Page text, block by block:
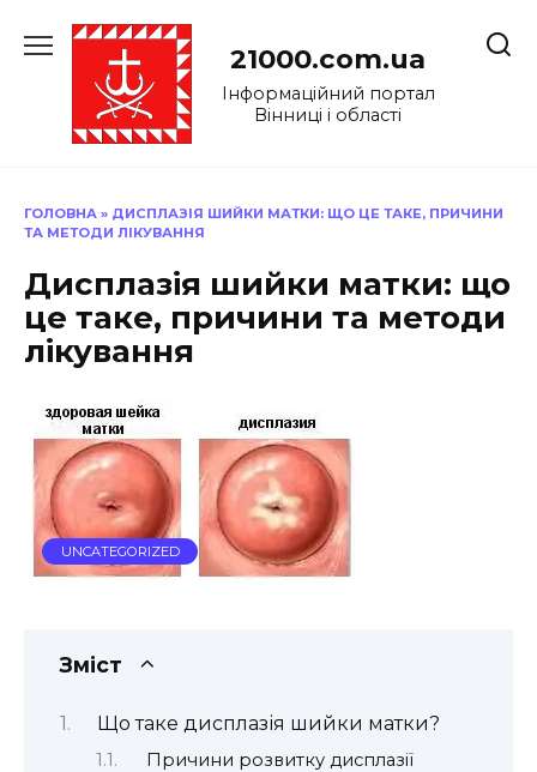
до
21000.com.ua
Інформаційний портал
Вінниці і області
ГОЛОВНА » ДИСПЛАЗІЯ ШИЙКИ МАТКИ: ЩО ЦЕ ТАКЕ, ПРИЧИНИ
ТА МЕТОДИ ЛІКУВАННЯ
Дисплазія шийки матки: що
це таке, причини та методи
лікування
UNCATEGORIZED
Зміст
Що таке дисплазія шийки матки?
Причини розвитку дисплазії